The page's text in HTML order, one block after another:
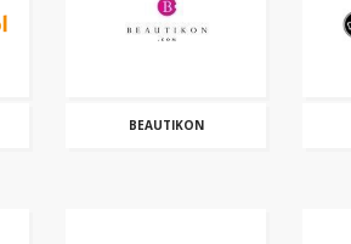
BEAUTIKON